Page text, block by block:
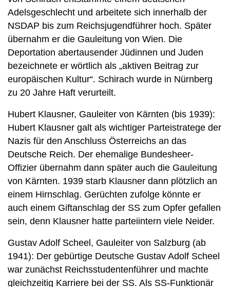
Adelsgeschlecht und arbeitete sich innerhalb der
NSDAP bis zum Reichsjugendführer hoch. Später
übernahm er die Gauleitung von Wien. Die
Deportation abertausender Jüdinnen und Juden
bezeichnete er wörtlich als „aktiven Beitrag zur
europäischen Kultur“. Schirach wurde in Nürnberg
zu 20 Jahre Haft verurteilt.
Hubert Klausner, Gauleiter von Kärnten (bis 1939):
Hubert Klausner galt als wichtiger Parteistratege der
Nazis für den Anschluss Österreichs an das
Deutsche Reich. Der ehemalige Bundesheer-
Offizier übernahm dann später auch die Gauleitung
von Kärnten. 1939 starb Klausner dann plötzlich an
einem Hirnschlag. Gerüchten zufolge könnte er
auch einem Giftanschlag der SS zum Opfer gefallen
sein, denn Klausner hatte parteiintern viele Neider.
Gustav Adolf Scheel, Gauleiter von Salzburg (ab
1941): Der gebürtige Deutsche Gustav Adolf Scheel
war zunächst Reichsstudentenführer und machte
gleichzeitig Karriere bei der SS. Als SS-Funktionär